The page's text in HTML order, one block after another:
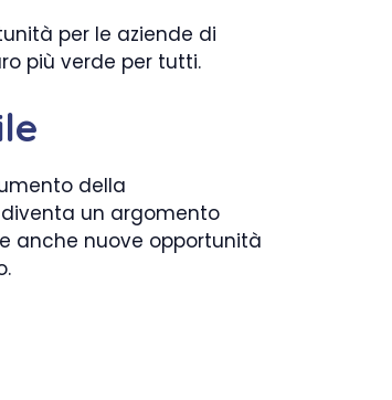
per le aziende di
più verde per tutti.
della
un argomento
anche nuove opportunità